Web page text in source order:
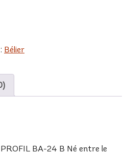
Bélier
BA-24 B Né entre le